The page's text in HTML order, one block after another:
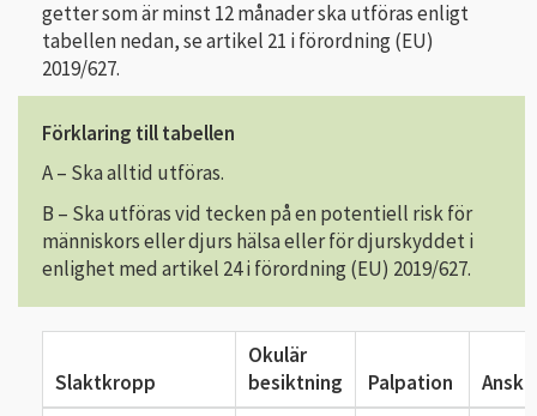
getter som är minst 12 månader ska utföras enligt
tabellen nedan, se artikel 21 i förordning (EU)
2019/627.
Förklaring till tabellen
A – Ska alltid utföras.
B – Ska utföras vid tecken på en potentiell risk för
människors eller djurs hälsa eller för djurskyddet i
enlighet med artikel 24 i förordning (EU) 2019/627.
Slaktkropp
Okulär
besiktning
Palpation